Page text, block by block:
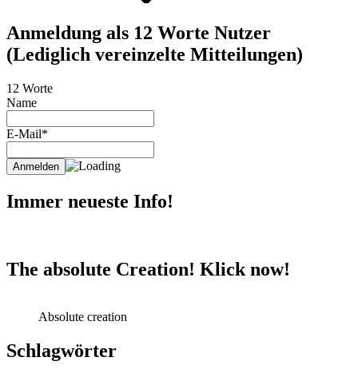
Anmeldung als 12 Worte Nutzer
(Lediglich vereinzelte Mitteilungen)
12 Worte
Name
E-Mail*
Immer neueste Info!
The absolute Creation! Klick now!
Absolute creation
Schlagwörter